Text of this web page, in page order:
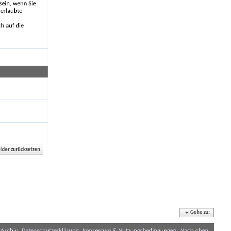
wenn Sie
auf die
Gehe zu: